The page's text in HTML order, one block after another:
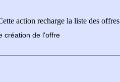
action recharge la liste des offres
création de l'offre